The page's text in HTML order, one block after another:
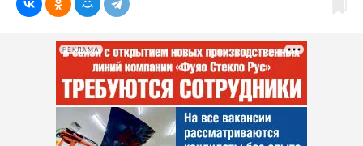
РЕКЛАМА